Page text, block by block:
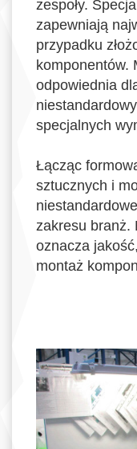
zespoły.
zapewniają
przypadku
komponentów.
odpowiednia
specjalnych
Łącząc
sztucznych i
zakresu branż.
oznacza
montaż